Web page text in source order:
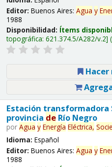
Editor: Buenos Aires: Agua y
1988
Disponibilidad: Ítems
topográfica: 621.374.5/A282/v.2
Hacer
Estación transformadora
provincia deRío Negro
por Agua y Energía Eléctrica,
Idioma: Español
Editor: Buenos Aires: Agua y
1988